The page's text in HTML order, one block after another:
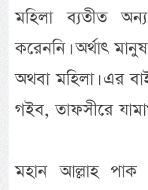
মহিলা ব্যতীত
করেননি। অর্থাৎ
অথবা মহিলা। এর
গইব, তাফসীরে
মহান আল্লাহ